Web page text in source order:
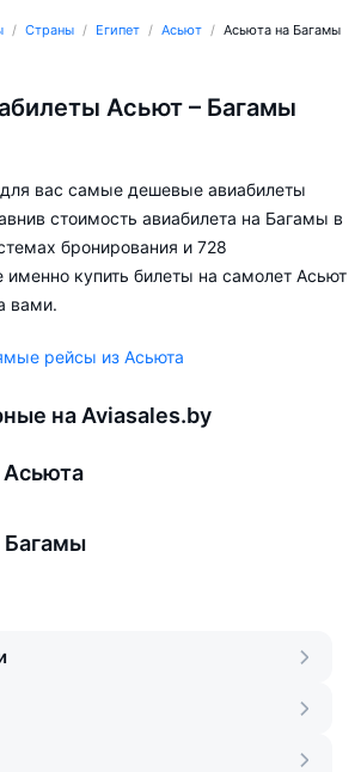
Страны Египет Асьют Асьюта на Багамы
Асьют – Багамы
вас самые дешевые авиабилеты
стоимость авиабилета на Багамы в
бронирования и 728
именно купить билеты на самолет Асьют
вами.
рейсы из Асьюта
на Aviasales.by
Асьюта
Багамы